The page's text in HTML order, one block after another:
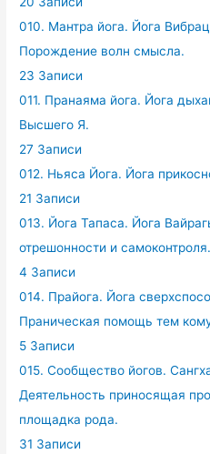
010. Мантра йога. Йога
Порождение волн смысла.
23 Записи
011. Пранаяма йога. Йога
Высшего Я.
27 Записи
012. Ньяса Йога. Йога
21 Записи
013. Йога Тапаса. Йога
отрешонности и самоконтроля.
4 Записи
014. Прайога. Йога
Праническая помощь тем
5 Записи
015. Сообщество йогов.
Деятельность приносящая
площадка рода.
31 Записи